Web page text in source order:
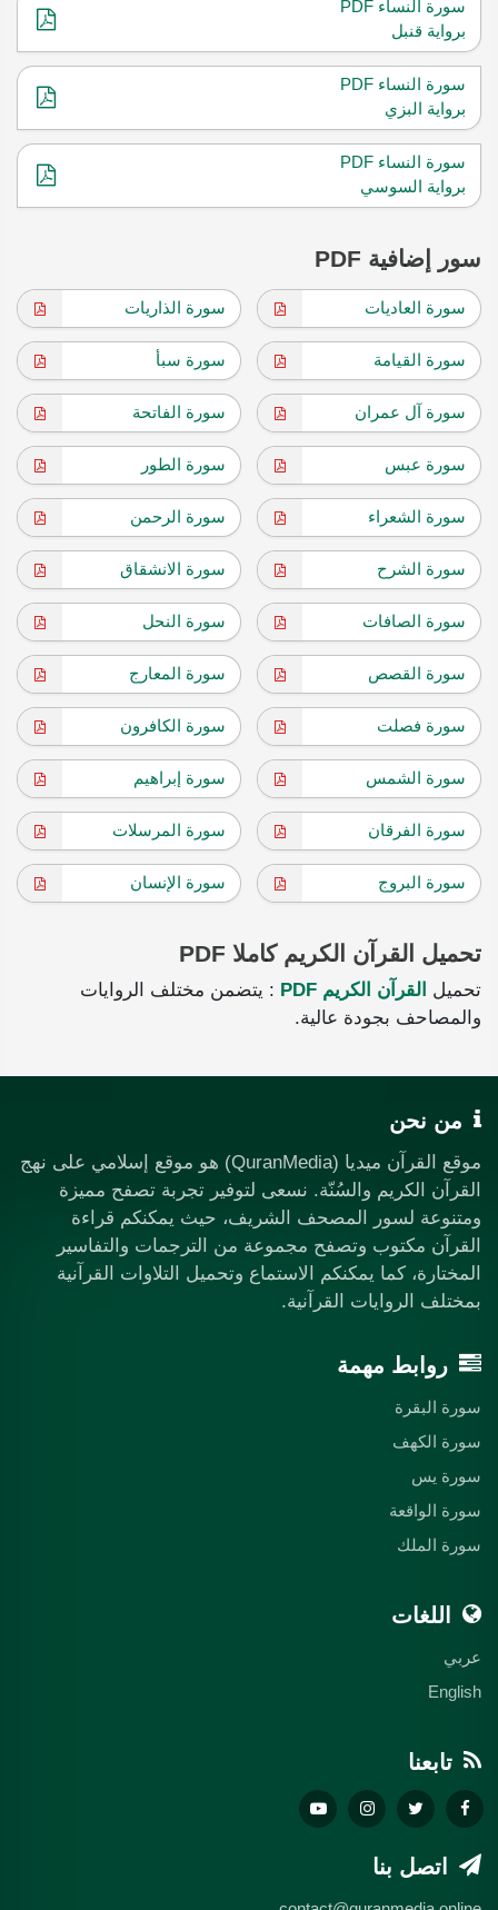
سورة النساء PDF
برواية قنبل
سورة النساء PDF
برواية البزي
سورة النساء PDF
برواية السوسي
سور إضافية PDF
سورة العاديات سورة الذاريات
سورة القيامة سورة سبأ
سورة آل عمران سورة الفاتحة
سورة عبس سورة الطور
سورة الشعراء سورة الرحمن
سورة الشرح سورة الانشقاق
سورة الصافات سورة النحل
سورة القصص سورة المعارج
سورة فصلت سورة الكافرون
سورة الشمس سورة إبراهيم
سورة الفرقان سورة المرسلات
سورة البروج سورة الإنسان
تحميل القرآن الكريم كاملا PDF
تحميل القرآن الكريم PDF
: يتضمن مختلف الروايات
والمصاحف بجودة عالية.
من نحن
موقع القرآن ميديا (QuranMedia) هو موقع إسلامي على نهج
القرآن الكريم والسُنّة. نسعى لتوفير تجربة تصفح مميزة
ومتنوعة لسور المصحف الشريف، حيث يمكنكم قراءة
القرآن مكتوب وتصفح مجموعة من الترجمات والتفاسير
المختارة، كما يمكنكم الاستماع وتحميل التلاوات القرآنية
بمختلف الروايات القرآنية.
روابط مهمة
سورة البقرة
سورة الكهف
سورة يس
سورة الواقعة
سورة الملك
اللغات
عربي
English
تابعنا
اتصل بنا